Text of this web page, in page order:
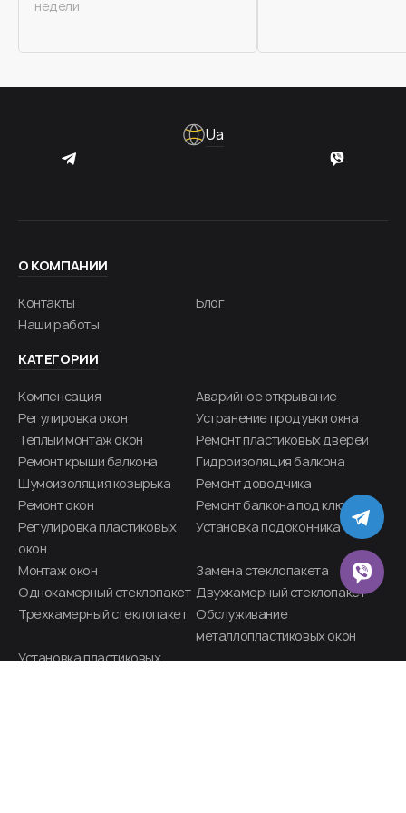
недели
Ua
О КОМПАНИИ
Контакты
Блог
Наши работы
КАТЕГОРИИ
Компенсация
Аварийное открывание
Регулировка окон
Устранение продувки окна
Теплый монтаж окон
Ремонт пластиковых дверей
Ремонт крыши балкона
Гидроизоляция балкона
Шумоизоляция козырька
Ремонт доводчика
Ремонт окон
Ремонт балкона под ключ
Регулировка пластиковых
окон
Установка подоконника
Монтаж окон
Замена стеклопакета
Однокамерный стеклопакет Двухкамерный стеклопакет
Трехкамерный стеклопакет Обслуживание
металлопластиковых окон​
Установка пластиковых